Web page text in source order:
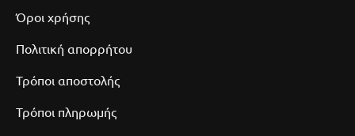
Όροι χρήσης
Πολιτική απορρήτου
Τρόποι αποστολής
Τρόποι πληρωμής